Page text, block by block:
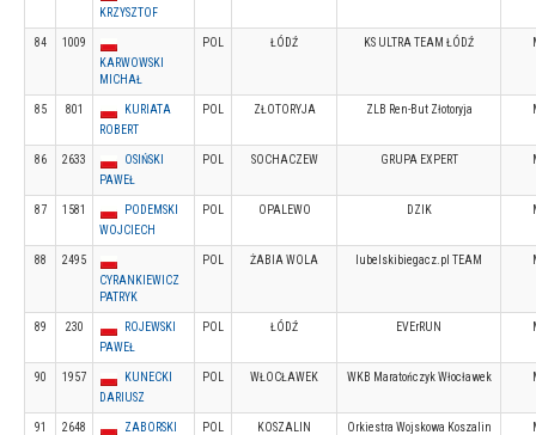
KRZYSZTOF
84
1009
KARWOWSKI
MICHAŁ
POL ŁÓDŹ KS ULTRA TEAM ŁÓDŹ
85 801
KURIATA
ROBERT
POL ZŁOTORYJA ZLB Ren-But Złotoryja
86 2633
OSIŃSKI
PAWEŁ
POL SOCHACZEW GRUPA EXPERT
87 1581
PODEMSKI
WOJCIECH
POL OPALEWO DZIK
88
2495
CYRANKIEWICZ
PATRYK
POL ŻABIA WOLA lubelskibiegacz.pl TEAM
89 230
ROJEWSKI
PAWEŁ
POL ŁÓDŹ EVErRUN
90 1957
KUNECKI
DARIUSZ
POL WŁOCŁAWEK WKB Maratończyk Włocławek
91 2648
ZABORSKI
POL KOSZALIN Orkiestra Wojskowa Koszalin